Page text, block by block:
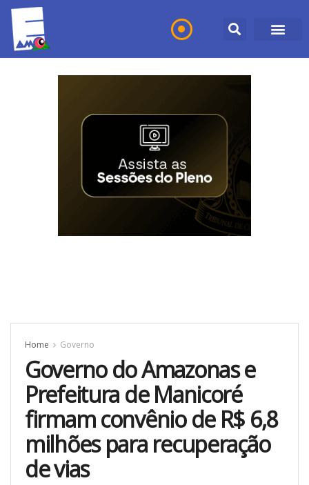
Home Governo
Governo do Amazonas e
Prefeitura de Manicoré
firmam convênio de R$ 6,8
milhões para recuperação
de vias